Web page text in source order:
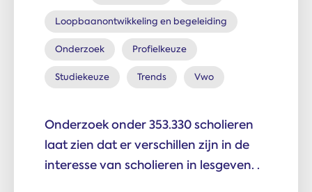
Loopbaanontwikkeling en begeleiding
Onderzoek Profielkeuze
Studiekeuze Trends Vwo
Onderzoek onder 353.330 scholieren
laat zien dat er verschillen zijn in de
interesse van scholieren in lesgeven. .